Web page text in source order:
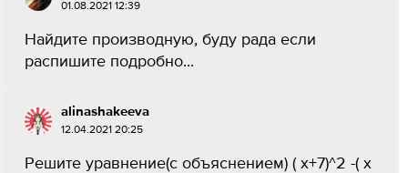
01.08.2021 12:39
Найдите производную, буду рада если
распишите подробно...
alinashakeeva
12.04.2021 20:25
Решите уравнение(с объяснением) ( x+7)^2 -( x